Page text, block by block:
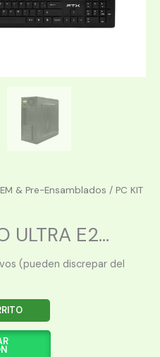
& Pre-Ensamblados / PC KIT
ULTRA E2...
(pueden discrepar del